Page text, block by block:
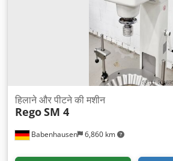
Babenhausen 6,860 km
हिलाने और पीटने की मशीन
RegoSM 4